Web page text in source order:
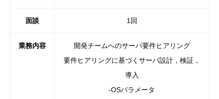
面談 1回
業務内容
開発チームへのサーバ要件ヒアリング
要件ヒアリングに基づくサーバ設計，検証，
導入
-OSパラメータ